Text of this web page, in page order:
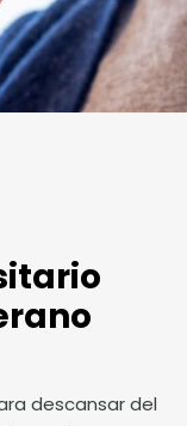
descansar del